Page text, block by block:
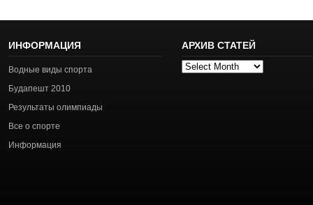
ИНФОРМАЦИЯ
Водные виды спорта
Будапешт 2010
Результаты олимпиады
Все о спорте
Информация
АРХИВ СТАТЕЙ
Архив